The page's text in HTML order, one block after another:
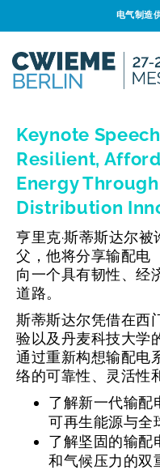
电气制造
Keynote
Resilient,
Energy
Distribution
亨里克·斯蒂斯达尔
父，他将分享输配电
向一个具有韧性、经
道路。
斯蒂斯达尔凭借在西
验以及丹麦科技大学
通过重新构想输配电
络的可靠性、灵活性
了解新一代输配
可再生能源与全
了解坚固的输配
和气候压力的双